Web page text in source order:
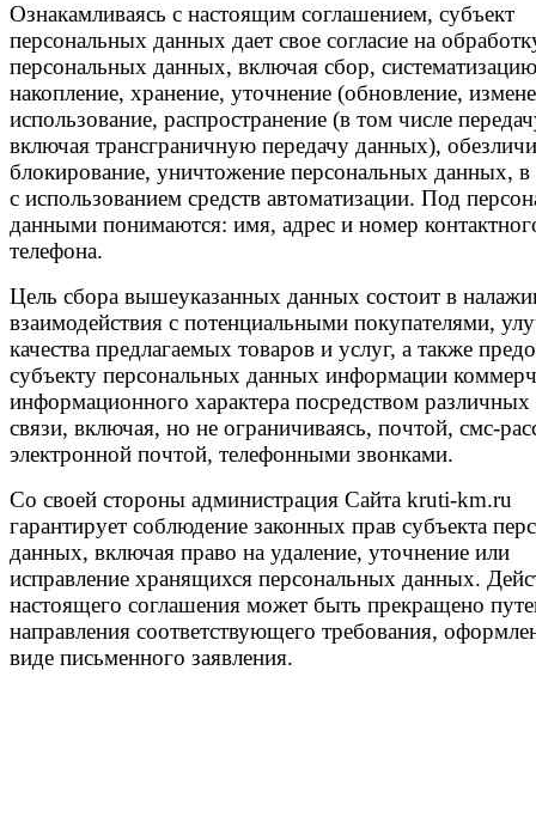
Ознакамливаясь с настоящим соглашением, субъект
персональных данных дает свое согласие на
персональных данных, включая сбор,
накопление, хранение, уточнение (обновление,
использование, распространение (в том числе
включая трансграничную передачу данных),
блокирование, уничтожение персональных данных, в
с использованием средств автоматизации. Под
данными понимаются: имя, адрес и номер
телефона.
Цель сбора вышеуказанных данных состоит в
взаимодействия с потенциальными покупателями,
качества предлагаемых товаров и услуг, а также
субъекту персональных данных информации
информационного характера посредством различных
связи, включая, но не ограничиваясь, почтой, смс-
электронной почтой, телефонными звонками.
Со своей стороны администрация Сайта kruti-km.ru
гарантирует соблюдение законных прав субъекта
данных, включая право на удаление, уточнение или
исправление хранящихся персональных данных.
настоящего соглашения может быть прекращено
направления соответствующего требования,
виде письменного заявления.